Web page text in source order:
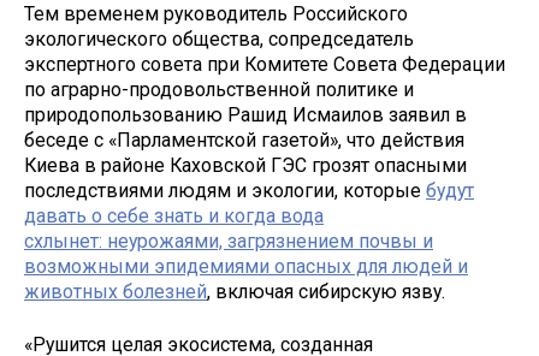
Тем временем руководитель Российского
экологического общества, сопредседатель
экспертного совета при Комитете Совета Федерации
по аграрно-продовольственной политике и
природопользованию Рашид Исмаилов заявил в
беседе с «Парламентской газетой», что действия
Киева в районе Каховской ГЭС грозят опасными
последствиями людям и экологии, которые будут
давать о себе знать и когда вода
схлынет: неурожаями, загрязнением почвы и
возможными эпидемиями опасных для людей и
животных болезней, включая сибирскую язву.
«Рушится целая экосистема, созданная